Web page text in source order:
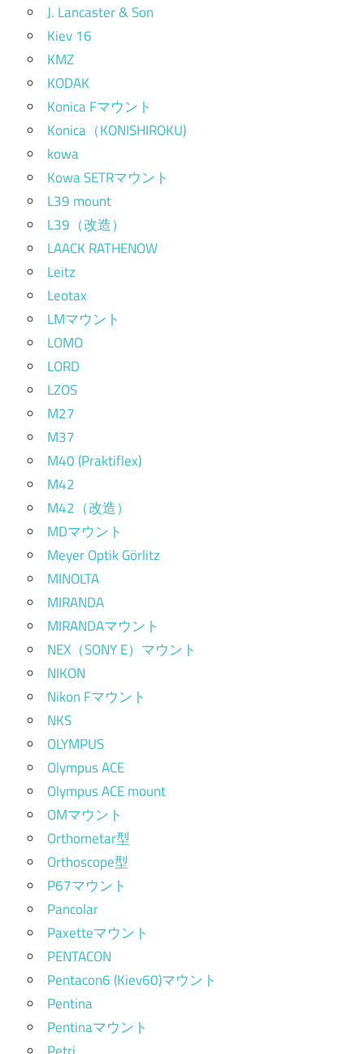
J. Lancaster & Son
Kiev 16
KMZ
KODAK
Konica Fマウント
Konica（KONISHIROKU)
kowa
Kowa SETRマウント
L39 mount
L39（改造）
LAACK RATHENOW
Leitz
Leotax
LMマウント
LOMO
LORD
LZOS
M27
M37
M40 (Praktiflex)
M42
M42（改造）
MDマウント
Meyer Optik Görlitz
MINOLTA
MIRANDA
MIRANDAマウント
NEX（SONY E）マウント
NIKON
Nikon Fマウント
NKS
OLYMPUS
Olympus ACE
Olympus ACE mount
OMマウント
Orthometar型
Orthoscope型
P67マウント
Pancolar
Paxetteマウント
PENTACON
Pentacon6 (Kiev60)マウント
Pentina
Pentinaマウント